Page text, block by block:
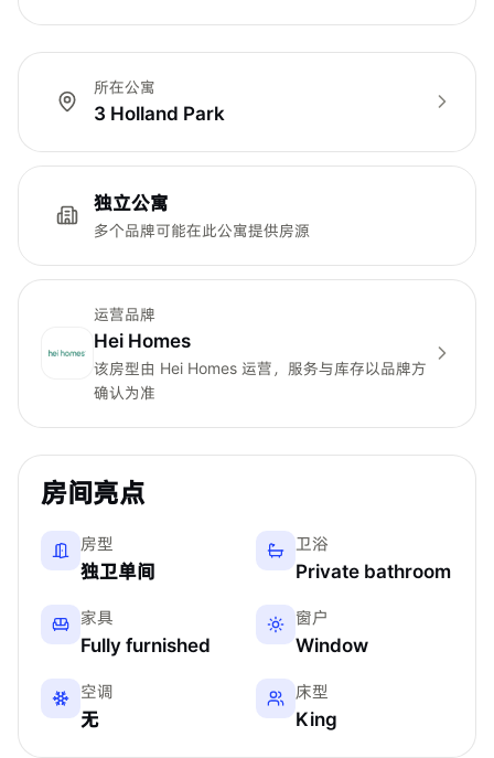
所在公寓
3 Holland Park
独立公寓
多个品牌可能在此公寓提供房源
运营品牌
Hei Homes
该房型由 Hei Homes 运营，服务与库存以品牌方
确认为准
房间亮点
房型
独卫单间
卫浴
Private bathroom
家具
Fully furnished
窗户
Window
空调
无
床型
King